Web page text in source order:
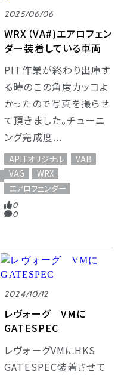
2025/06/06
WRX（VA#)エアロフェン
ダー装着している車両
PIT作業が終わり出庫す
る時のこの角度カッコよ
かったので写真を撮らせ
て頂きました。チューニ
ング完成度...
APITオリジナル
VAB
VAG
WRX
エアロフェンダー
0
0
2024/10/12
レヴォーグ VMに
GATESPEC
レヴォーグVMにHKS
GATESPEC装着させて